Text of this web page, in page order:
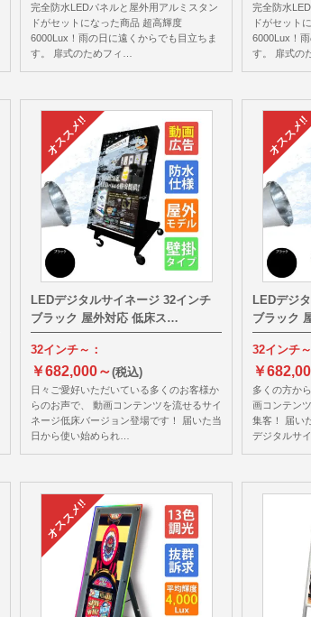
完全防水LEDパネルと屋外用アルミスタン
ドがセットになった商品 超高輝度
6000Lux！雨の日に遠くからでも目立ちま
す。 扉式のためフィ…
完全防水
ドがセット
6000Lux！
す。 扉式の
LEDデジタルサイネージ 32インチ
ブラック 屋外対応 低床ス…
32インチ～：
￥682,000～(税込)
日々ご愛好いただいている多くのお客様か
らのお声で、 動画コンテンツを流せるサイ
ネージ低床バージョン登場です！ 届いた当
日から使い始められ…
LEDデジ
ブラック
32インチ～
￥
多くの方か
画コンテン
集客！ 届い
デジタルサ